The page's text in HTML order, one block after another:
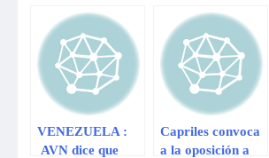
impugnación a
comicios
presidenciales
por mínima
diferencia
VENEZUELA :
AVN dice que
Capriles convoca
a la oposición a